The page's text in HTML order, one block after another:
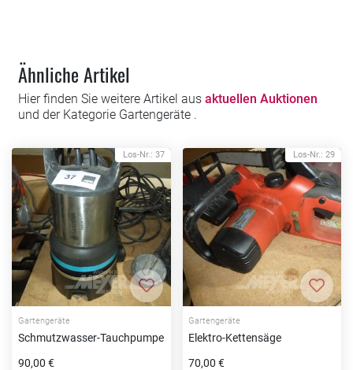
Ähnliche Artikel
Hier finden Sie weitere Artikel aus aktuellen Auktionen
und der Kategorie Gartengeräte .
Los-Nr.: 37
Zur Merkliste hinzufügen
Gartengeräte
Schmutzwasser-Tauchpumpe
90,00 €
Los-Nr.: 29
Zur
Gartengeräte
Elektro-Kettensäge
70,00 €